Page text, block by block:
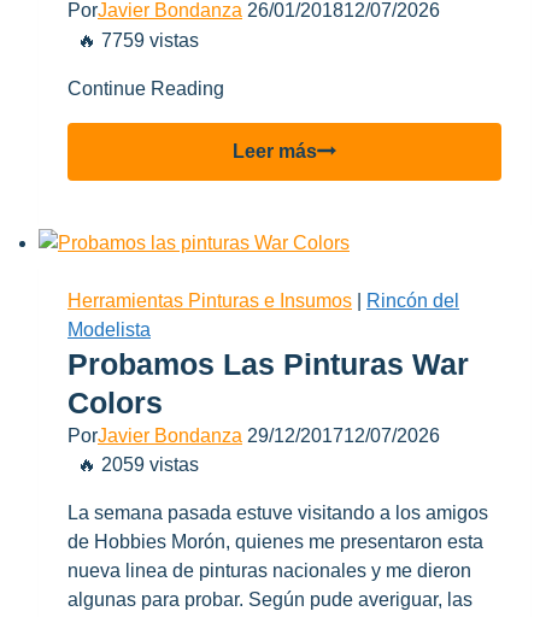
PorJavier Bondanza 26/01/201812/07/2026
🔥 7759 vistas
Continue Reading
Leer másTipos
de
Herramientas Pinturas e Insumos
Rincón del
Modelista
Probamos Las Pinturas War
Colors
PorJavier Bondanza 29/12/201712/07/2026
🔥 2059 vistas
La semana pasada estuve visitando a los amigos
de Hobbies Morón, quienes me presentaron esta
nueva linea de pinturas nacionales y me dieron
algunas para probar. Según pude averiguar, las